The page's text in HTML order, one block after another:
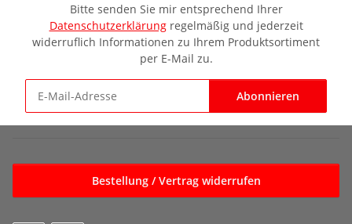
Bitte senden Sie mir entsprechend Ihrer
Datenschutzerklärungregelmäßig und jederzeit
widerruflich Informationen zu Ihrem Produktsortiment
per E-Mail zu.
Abonnieren
Bestellung / Vertrag widerrufen